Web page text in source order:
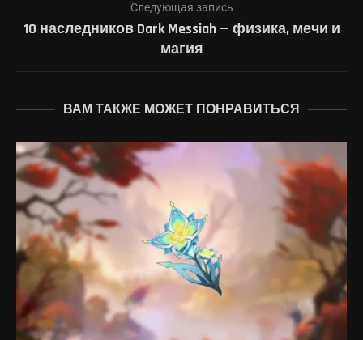
Следующая запись
10 наследников Dark Messiah — физика, мечи и
магия
ВАМ ТАКЖЕ МОЖЕТ ПОНРАВИТЬСЯ